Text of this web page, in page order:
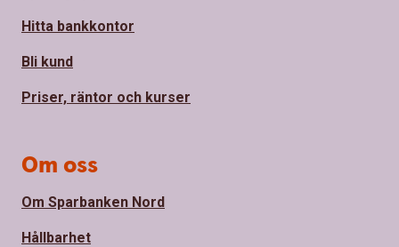
Hitta bankkontor
Bli kund
Priser, räntor och kurser
Om oss
Om Sparbanken Nord
Hållbarhet